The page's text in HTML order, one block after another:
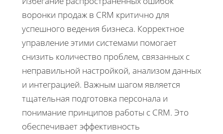
воронки продаж в CRM критично для
успешного ведения бизнеса. Корректное
управление этими системами помогает
снизить количество проблем, связанных с
неправильной настройкой, анализом данных
и интеграцией. Важным шагом является
тщательная подготовка персонала и
понимание принципов работы с CRM. Это
обеспечивает эффективность